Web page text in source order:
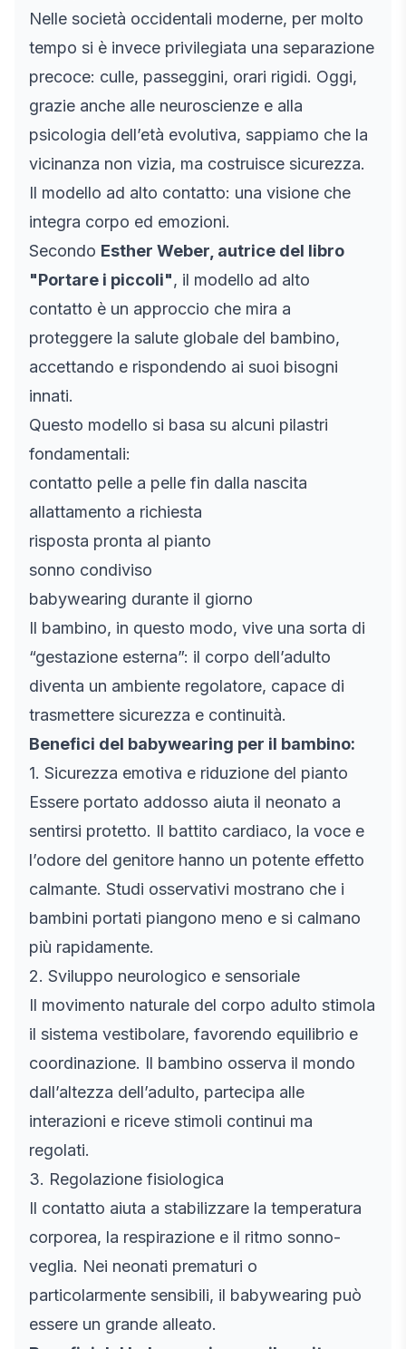
Nelle società occidentali moderne, per molto
tempo si è invece privilegiata una separazione
precoce: culle, passeggini, orari rigidi. Oggi,
grazie anche alle neuroscienze e alla
psicologia dell’età evolutiva, sappiamo che la
vicinanza non vizia, ma costruisce sicurezza.
Il modello ad alto contatto: una visione che
integra corpo ed emozioni.
Secondo Esther Weber, autrice del libro
"Portare i piccoli", il modello ad alto
contatto è un approccio che mira a
proteggere la salute globale del bambino,
accettando e rispondendo ai suoi bisogni
innati.
Questo modello si basa su alcuni pilastri
fondamentali:
contatto pelle a pelle fin dalla nascita
allattamento a richiesta
risposta pronta al pianto
sonno condiviso
babywearing durante il giorno
Il bambino, in questo modo, vive una sorta di
“gestazione esterna”: il corpo dell’adulto
diventa un ambiente regolatore, capace di
trasmettere sicurezza e continuità.
Benefici del babywearing per il bambino:
1. Sicurezza emotiva e riduzione del pianto
Essere portato addosso aiuta il neonato a
sentirsi protetto. Il battito cardiaco, la voce e
l’odore del genitore hanno un potente effetto
calmante. Studi osservativi mostrano che i
bambini portati piangono meno e si calmano
più rapidamente.
2. Sviluppo neurologico e sensoriale
Il movimento naturale del corpo adulto stimola
il sistema vestibolare, favorendo equilibrio e
coordinazione. Il bambino osserva il mondo
dall’altezza dell’adulto, partecipa alle
interazioni e riceve stimoli continui ma
regolati.
3. Regolazione fisiologica
Il contatto aiuta a stabilizzare la temperatura
corporea, la respirazione e il ritmo sonno-
veglia. Nei neonati prematuri o
particolarmente sensibili, il babywearing può
essere un grande alleato.